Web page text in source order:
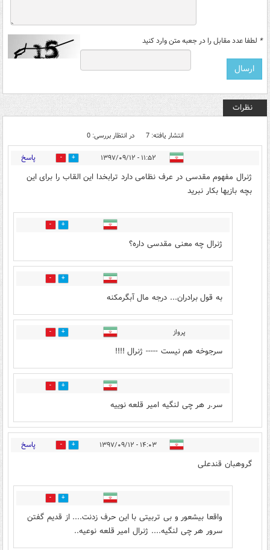
* لطفا عدد مقابل را در جعبه متن وارد کنید
نظرات
انتشار یافته: 7 در انتظار بررسی: 0
۱۱:۵۲ - ۱۳۹۷/۰۹/۱۲ 50 پاسخ
ژنرال مفهوم مقدسی در عرف نظامی دارد ترابخدا این القاب را برای این
بچه بازیها بکار نبرید
9
ژنرال چه معنی مقدسی داره؟
5
به قول برادران... درجه مال آبگرمکنه
پرواز 1
سرجوخه هم نیست ----- ژنرال !!!!
2
سر.ر هر چی لنگیه امیر قلعه نوییه
۱۴:۰۳ - ۱۳۹۷/۰۹/۱۲ 2 پاسخ
گروهبان قندعلی
1
واقعا بیشعور و بی تربیتی با این حرف زدنت.... از قدیم گفتن
سرور هر چی لنگیه.... ژنرال امیر قلعه نوعیه..